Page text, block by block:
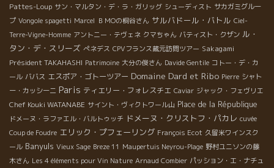
Pattes-Loup サン・マルタン・デ・ラ・ガリッグ シューディスト サカガミグルー
プ Vongole spagetti Marcel ＢＭОの桐谷さん サルバドール・バトル Ciel-
Terre-Vigne-Homme アントニー・テヴェネ クマちゃん バティスト・クザン ル・
タン・デ・スリーズ ぺネデス CPVフランス蔵元訪問ツアー Sakagami
Président TAKAHASHI Patrimoine 大分の俊さん Davide Gentile コトー・デ・カ
ール ババス エスポア・ゴトーツアー Domaine Dard et Ribo Pierre シャト
ー・カッシーニ Paris ティエリー・フォレスチエ Caviar ジャック・フェヴリエ
Chef Kouki WATANABE サイント・ヴィクトワール山 Place de la République
ドメーヌ・ラファエル・バルトゥッチ ドメーヌ・クリストフ・パカレ cuvée
Coup de Foudre エリック・プフェーリング François Ecot 久留米ワインスク
ール Banyuls Vieux Sage Breze 11 Maupertuis Neyrou-Plage 野村ユニソンの藤
木さん Les 4 éléments pour Vin Nature Arnaud Combier パッション・エ・ナチュ